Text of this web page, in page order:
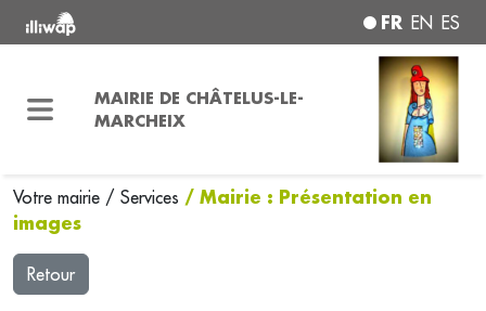
FR EN ES
MAIRIE DE CHÂTELUS-LE-
MARCHEIX
Votre mairie / Services / Mairie : Présentation en
images
Retour